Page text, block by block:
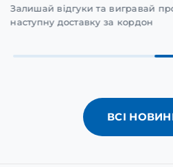
Залишай відгуки та вигравай
наступну доставку за кордон
ВСІ